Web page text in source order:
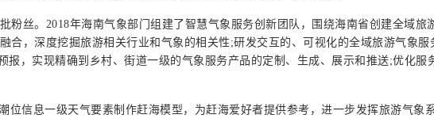
粉丝。2018年海南气象部门组建了智慧气象服务创新团队，围绕海南省创建全域
，深度挖掘旅游相关行业和气象的相关性;研发交互的、可视化的全域旅游气象服
，实现精确到乡村、街道一级的气象服务产品的定制、生成、展示和推送;优化服
信息一级天气要素制作赶海模型，为赶海爱好者提供参考，进一步发挥旅游气象